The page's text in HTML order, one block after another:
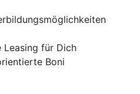
Leasing für Dich
Boni